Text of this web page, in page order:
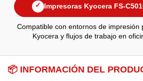
✓ Impresoras Kyocera FS-
Compatible con entornos de impresión
Kyocera y flujos de trabajo en
📦 INFORMACIÓN DEL